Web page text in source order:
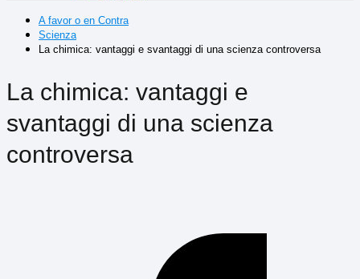
A favor o en Contra
Scienza
La chimica: vantaggi e svantaggi di una scienza controversa
La chimica: vantaggi e
svantaggi di una scienza
controversa